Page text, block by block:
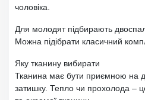
чоловіка.
Для молодят підбирають
Можна підібрати класичний
Яку тканину вибирати
Тканина має бути приємною на
затишку. Тепло чи прохолода –